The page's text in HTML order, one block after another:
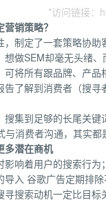
*访问链接：
销策略？
制定了一套策略协助
想做SEM却毫无头绪
将所有跟品牌、产
了解到消费者（搜
搜集到足够的长尾关
消费者沟通，其实都
多潜在商机
影响着用户的搜索行
入 谷歌广告定期排
搜索动机一定比目